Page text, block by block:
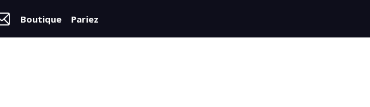
Boutique Pariez